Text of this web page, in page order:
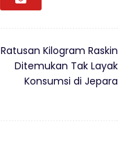
Ratusan Kilogram Raskin
Ditemukan Tak Layak
Konsumsi di Jepara